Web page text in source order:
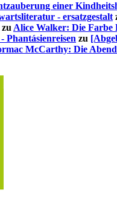
einer
- ersatzgestalt
zu Alice Walker: Die Farbe
Phantásienreisen zu
McCarthy: Die